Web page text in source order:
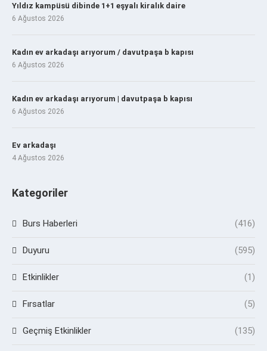
Yıldız kampüsü dibinde 1+1 eşyalı kiralık daire
6 Ağustos 2026
Kadın ev arkadaşı arıyorum / davutpaşa b kapısı
6 Ağustos 2026
Kadın ev arkadaşı arıyorum | davutpaşa b kapısı
6 Ağustos 2026
Ev arkadaşı
4 Ağustos 2026
Kategoriler
Burs Haberleri (416)
Duyuru (595)
Etkinlikler (1)
Fırsatlar (5)
Geçmiş Etkinlikler (135)